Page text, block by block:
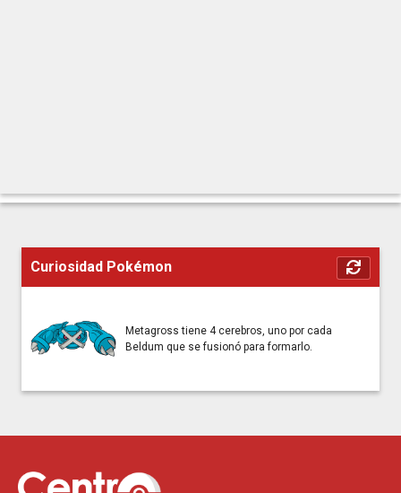
Episodio 1×06 – Clefairy y la Roca
acuáticas de Ciudad Celeste
Curiosidad Pokémon
Metagross tiene 4 cerebros, uno por cada
Beldum que se fusionó para formarlo.